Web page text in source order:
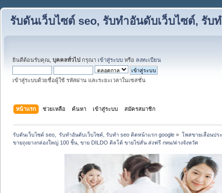
รับดันเว็บไซต์ seo, รับทำอันดับเว็บไซต์, รับ
ยินดีต้อนรับคุณ, บุคคลทั่วไป กรุณา เข้าสู่ระบบ หรือ ลงทะเบียน
เข้าสู่ระบบด้วยชื่อผู้ใช้ รหัสผ่าน และระยะเวลาในเซสชั่น
หน้าแรก ช่วยเหลือ ค้นหา เข้าสู่ระบบ สมัครสมาชิก
รับดันเว็บไซต์ seo,  รับทำอันดับเว็บไซต์, รับทำ seo ติดหน้าแรก google » โพสขายเลื่อนปร
ขายถุงยางกล่องใหญ่ 100 ชิ้น, ขาย DILDO ดิลโด้ ขายไข่สั่น ส่งฟรี กทม/ต่างจังหวัด